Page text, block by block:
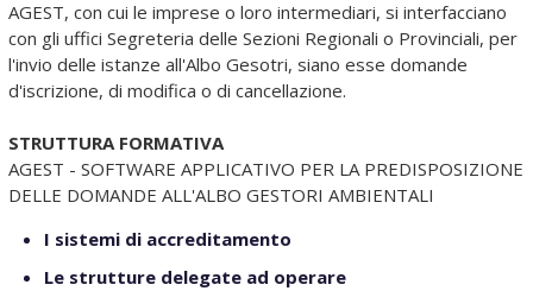
AGEST, con cui le imprese o loro intermediari, si interfacciano
con gli uffici Segreteria delle Sezioni Regionali o Provinciali, per
l'invio delle istanze all'Albo Gesotri, siano esse domande
d'iscrizione, di modifica o di cancellazione.
STRUTTURA FORMATIVA
AGEST - SOFTWARE APPLICATIVO PER LA PREDISPOSIZIONE
DELLE DOMANDE ALL'ALBO GESTORI AMBIENTALI
I sistemi di accreditamento
Le strutture delegate ad operare